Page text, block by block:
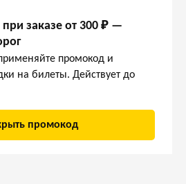
заказе от 300 ₽ —
промокод и
на билеты. Действует до
промокод